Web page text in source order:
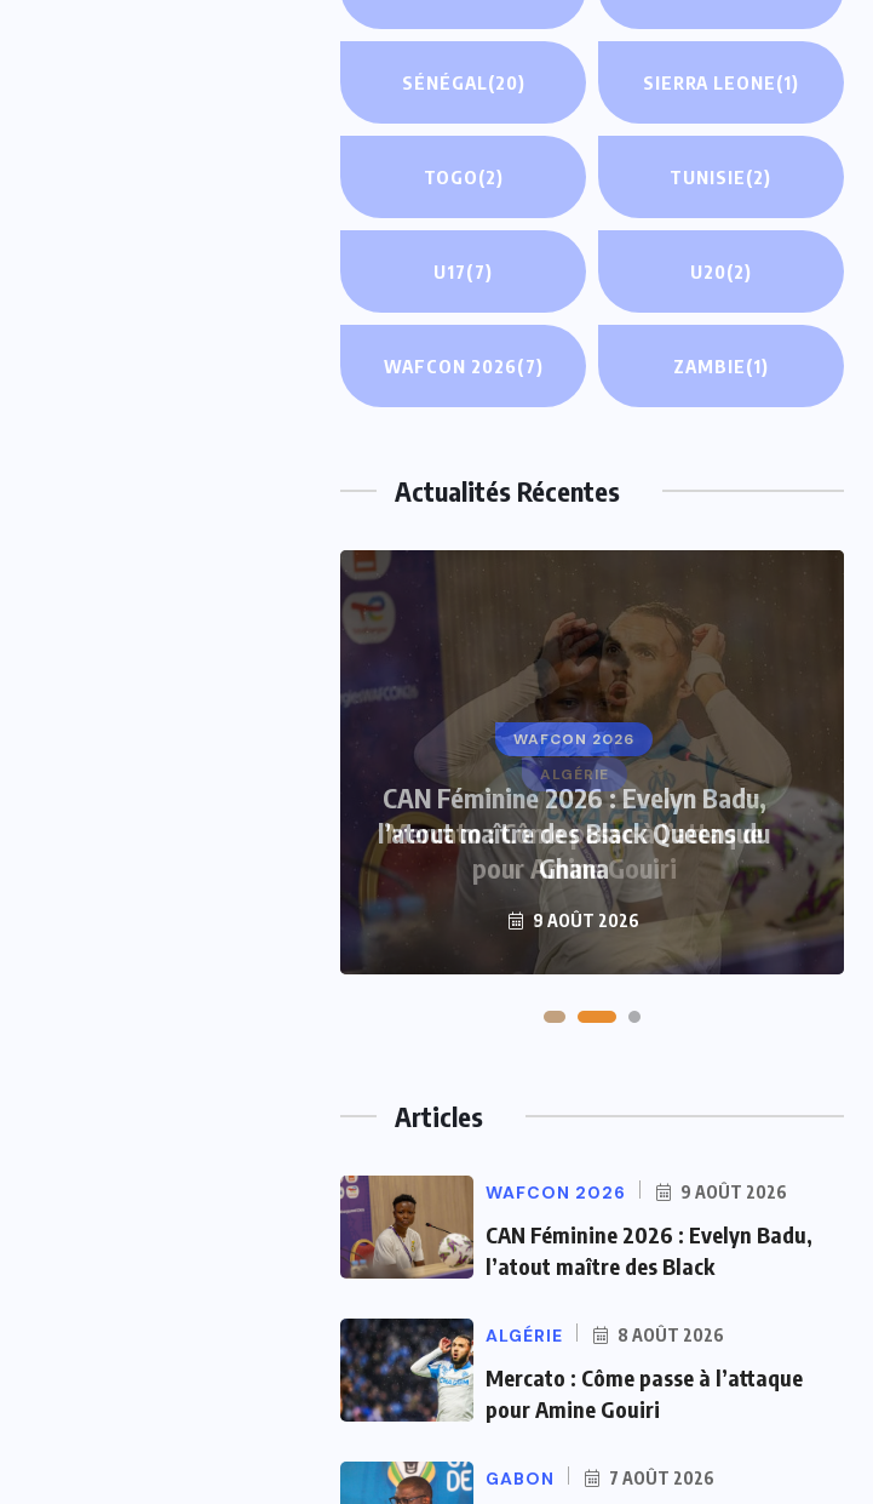
SÉNÉGAL(20) SIERRA LEONE(1)
TOGO(2) TUNISIE(2)
U17(7) U20(2)
WAFCON 2026(7) ZAMBIE(1)
Actualités Récentes
ALGÉRIE
Mercato : Côme passe à l’attaque
pour Amine Gouiri
8 AOÛT 2026
Articles
WAFCON 2026 9 AOÛT 2026
CAN Féminine 2026 : Evelyn Badu,
l’atout maître des Black
ALGÉRIE 8 AOÛT 2026
Mercato : Côme passe à l’attaque
pour Amine Gouiri
GABON 7 AOÛT 2026